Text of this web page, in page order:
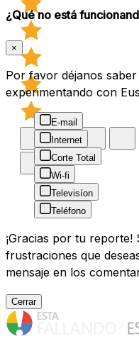
¿Qué no está
×
Por favor déjanos
experimentando con
E-mail
Internet
Corte Total
Wi-fi
Televisíon
Teléfono
¡Gracias por tu reporte!
frustraciones que
mensaje en los
Cerrar